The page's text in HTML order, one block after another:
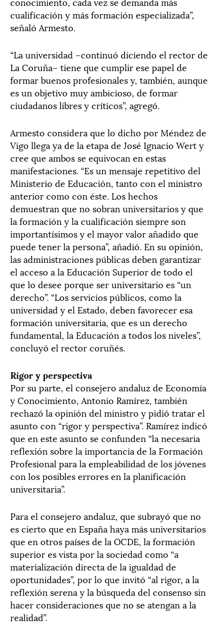
cualificación y más formación especializada”,
señaló Armesto.
“La universidad –continuó diciendo el rector de
La Coruña– tiene que cumplir ese papel de
formar buenos profesionales y, también, aunque
es un objetivo muy ambicioso, de formar
ciudadanos libres y críticos”, agregó.
Armesto considera que lo dicho por Méndez de
Vigo llega ya de la etapa de José Ignacio Wert y
cree que ambos se equivocan en estas
manifestaciones. “Es un mensaje repetitivo del
Ministerio de Educación, tanto con el ministro
anterior como con éste. Los hechos
demuestran que no sobran universitarios y que
la formación y la cualificación siempre son
importantísimos y el mayor valor añadido que
puede tener la persona”, añadió. En su opinión,
las administraciones públicas deben garantizar
el acceso a la Educación Superior de todo el
que lo desee porque ser universitario es “un
derecho”. “Los servicios públicos, como la
universidad y el Estado, deben favorecer esa
formación universitaria, que es un derecho
fundamental, la Educación a todos los niveles”,
concluyó el rector coruñés.
Rigor y perspectiva
Por su parte, el consejero andaluz de Economía
y Conocimiento, Antonio Ramírez, también
rechazó la opinión del ministro y pidió tratar el
asunto con “rigor y perspectiva”. Ramírez indicó
que en este asunto se confunden “la necesaria
reflexión sobre la importancia de la Formación
Profesional para la empleabilidad de los jóvenes
con los posibles errores en la planificación
universitaria”.
Para el consejero andaluz, que subrayó que no
es cierto que en España haya más universitarios
que en otros países de la OCDE, la formación
superior es vista por la sociedad como “a
materialización directa de la igualdad de
oportunidades”, por lo que invitó “al rigor, a la
reflexión serena y la búsqueda del consenso sin
hacer consideraciones que no se atengan a la
realidad”.